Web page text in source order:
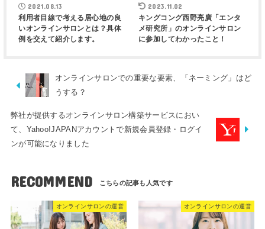
2021.08.13
利用者目線で考える居心地の良
いオンラインサロンとは？具体
例を交えて紹介します。
2023.11.02
キングコング西野亮廣「エンタ
メ研究所」のオンラインサロン
に参加してわかったこと！
オンラインサロンでの重要な要素、「ネーミング」はど
うする？
弊社が提供するオンラインサロン構築サービスにおい
て、Yahoo!JAPANアカウントで新規会員登録・ログイ
ンが可能になりました
RECOMMEND
オンラインサロンの運営 オンラインサロンの運営